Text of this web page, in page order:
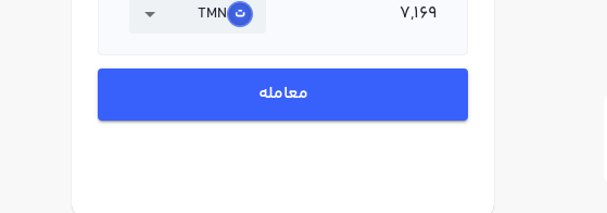
TMN
معامله